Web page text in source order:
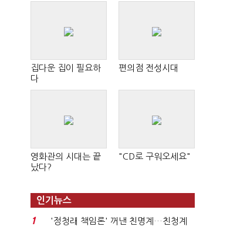
집다운 집이 필요하
다
편의점 전성시대
영화관의 시대는 끝
났다?
"CD로 구워오세요"
인기뉴스
1
'정청래 책임론' 꺼낸 친명계…친청계